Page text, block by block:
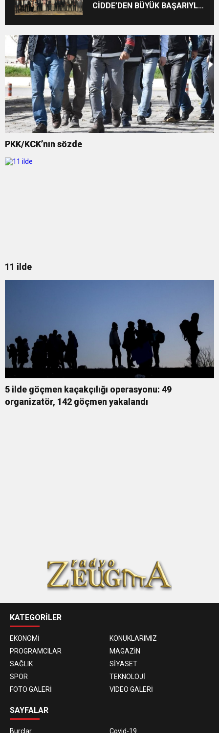
CİDDE’DEN BÜYÜK BAŞARIYLA
PKK/KCK’nın sözde
11 ilde
5 ilde göçmen kaçakçılığı operasyonu: 49
organizatör, 142 göçmen yakalandı
KATEGORİLER
EKONOMİ
KONUKLARIMIZ
PROGRAMCILAR
MAGAZİN
SAĞLIK
SİYASET
SPOR
TEKNOLOJİ
FOTO GALERİ
VIDEO GALERİ
SAYFALAR
Burçlar Covid-19